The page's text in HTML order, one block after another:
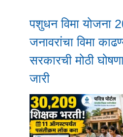
पशुधन विमा योजना
जनावरांचा विमा
सरकारची मोठी
जारी